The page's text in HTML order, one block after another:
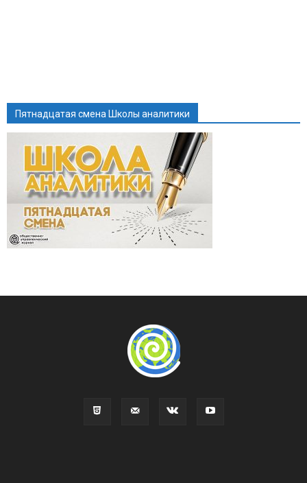
Пятнадцатая смена Школы аналитики